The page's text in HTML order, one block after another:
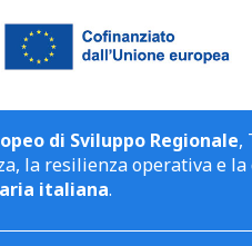
di Sviluppo Regionale,
la resilienza operativa
italiana.